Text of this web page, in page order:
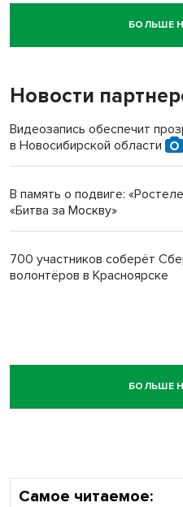
Новосибирский суд наказал
пенсионерки на вокзале
БОЛЬШЕ
Новости
Видеозапись обеспечит
в Новосибирской области
В память о подвиге:
«Битва за Москву»
700 участников соберёт
волонтёров в Красноярске
БОЛЬШЕ
Самое читаемое: